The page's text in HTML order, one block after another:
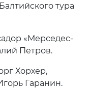
тура
«Мерседес-
Петров.
Хорхер,
Гаранин.